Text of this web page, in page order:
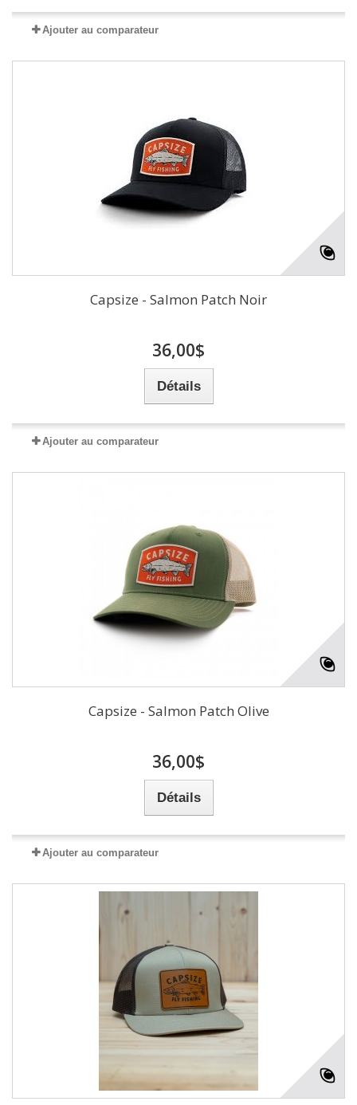
Ajouter au comparateur
Capsize - Salmon Patch Noir
36,00$
Détails
Ajouter au comparateur
Capsize - Salmon Patch Olive
36,00$
Détails
Ajouter au comparateur